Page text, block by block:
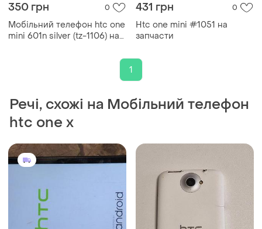
350 грн 0
Мобільний телефон htc one
mini 601n silver (tz-1106) на
431 грн 0
Htc one mini #1051 на
запчасти
1
Речі, схожі на Мобільний телефон
htc one x